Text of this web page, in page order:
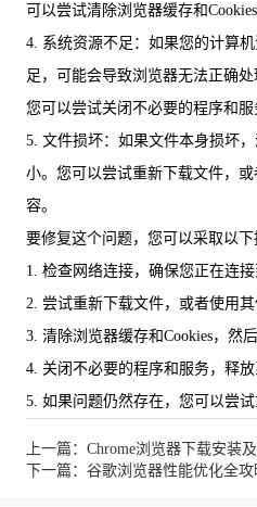
可以尝试清除浏览器缓存和
4. 系统资源不足：如果您的计算
足，可能会导致浏览器无法正确
您可以尝试关闭不必要的程序和服
5. 文件损坏：如果文件本身损坏
小。您可以尝试重新下载文件，
容。
要修复这个问题，您可以采取以下
1. 检查网络连接，确保您正在连接
2. 尝试重新下载文件，或者使用其
3. 清除浏览器缓存和Cookies，然
4. 关闭不必要的程序和服务，释放
5. 如果问题仍然存在，您可以尝
上一篇：Chrome浏览器下载安装
下一篇：谷歌浏览器性能优化全攻